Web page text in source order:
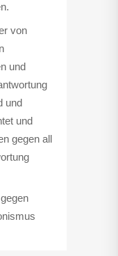
von
und
und
und
gegen all